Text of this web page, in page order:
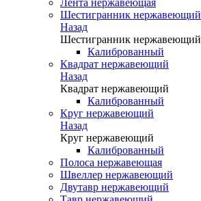
Лента нержавеющая
Шестигранник нержавеющий
Назад
Шестигранник нержавеющий
Калиброванный
Квадрат нержавеющий
Назад
Квадрат нержавеющий
Калиброванный
Круг нержавеющий
Назад
Круг нержавеющий
Калиброванный
Полоса нержавеющая
Швеллер нержавеющий
Двутавр нержавеющий